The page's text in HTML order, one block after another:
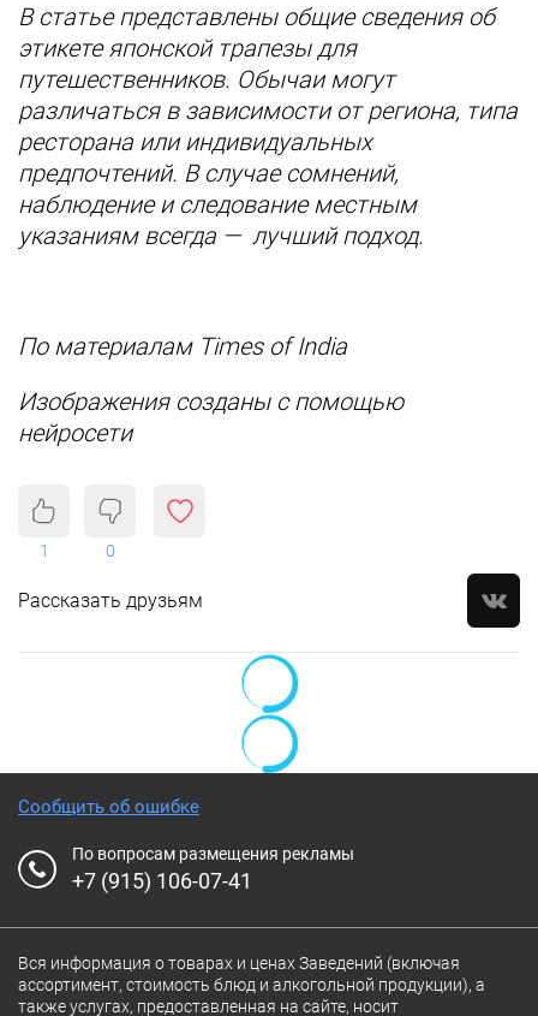
В статье представлены общие сведения об
этикете японской трапезы для
путешественников. Обычаи могут
различаться в зависимости от региона, типа
ресторана или индивидуальных
предпочтений. В случае сомнений,
наблюдение и следование местным
указаниям всегда — лучший подход.
По материалам Times of India
Изображения созданы с помощью
нейросети
1 0
Рассказать друзьям
Сообщить об ошибке
По вопросам размещения рекламы
+7 (915) 106-07-41
Вся информация о товарах и ценах Заведений (включая
ассортимент, стоимость блюд и алкогольной продукции), а
также услугах, предоставленная на сайте, носит